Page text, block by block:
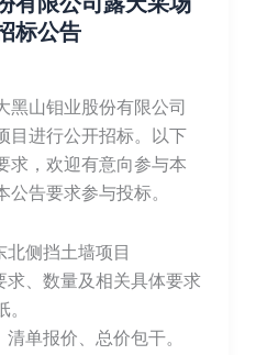
标公告
黑山钼业股份有限公司
目进行公开招标。以下
求，欢迎有意向参与本
告要求参与投标。
侧挡土墙项目
求、数量及相关具体要求
单报价、总价包干。